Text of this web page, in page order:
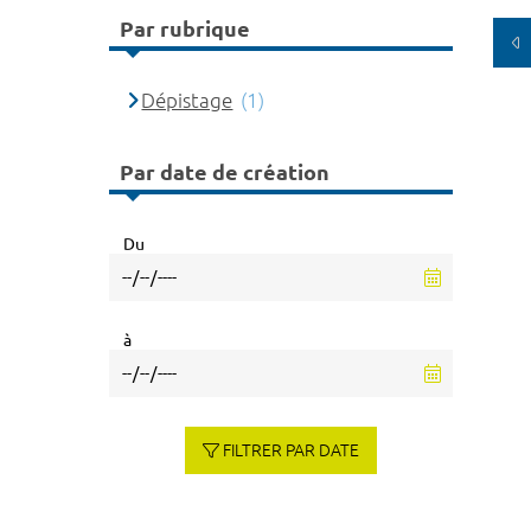
Par rubrique
Dépistage (1)
Par date de création
Du
à
FILTRER PAR DATE